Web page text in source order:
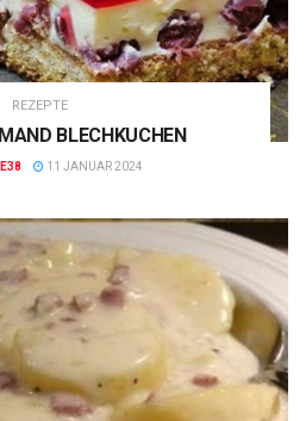
REZEPTE
BLECHKUCHEN
11 JANUAR 2024